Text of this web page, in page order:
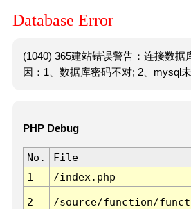
Database Error
(1040) 365建站错误警告：连接数据
因：1、数据库密码不对; 2、mysql未
PHP Debug
No. File
1
/index.php
2 /source/function/